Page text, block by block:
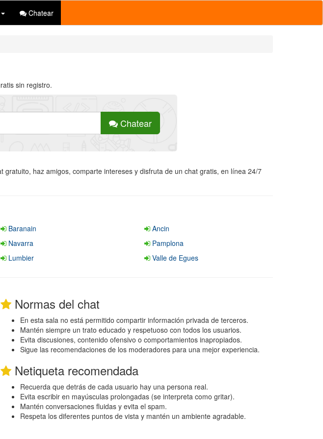
Chatear
sin registro.
Chatear
haz amigos, comparte intereses y disfruta de un chat gratis, en línea 24/7
Baranain
Ancin
Navarra
Pamplona
Lumbier Valle de Egues
Normas del chat
En esta sala no está permitido compartir información privada de terceros.
Mantén siempre un trato educado y respetuoso con todos los usuarios.
Evita discusiones, contenido ofensivo o comportamientos inapropiados.
Sigue las recomendaciones de los moderadores para una mejor experiencia.
Netiqueta recomendada
Recuerda que detrás de cada usuario hay una persona real.
Evita escribir en mayúsculas prolongadas (se interpreta como gritar).
Mantén conversaciones fluidas y evita el spam.
Respeta los diferentes puntos de vista y mantén un ambiente agradable.